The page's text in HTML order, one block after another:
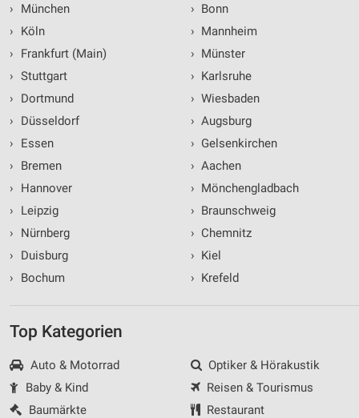
›
München
›
Köln
›
Frankfurt (Main)
› Stuttgart
›
Dortmund
›
Düsseldorf
›
Essen
›
Bremen
›
Hannover
›
Leipzig
›
Nürnberg
›
Duisburg
›
Bochum
› Bonn
› Mannheim
› Münster
› Karlsruhe
› Wiesbaden
› Augsburg
› Gelsenkirchen
› Aachen
› Mönchengladbach
› Braunschweig
› Chemnitz
› Kiel
› Krefeld
Top Kategorien
Auto & Motorrad
Baby & Kind
Baumärkte
Optiker & Hörakustik
Reisen & Tourismus
Restaurant